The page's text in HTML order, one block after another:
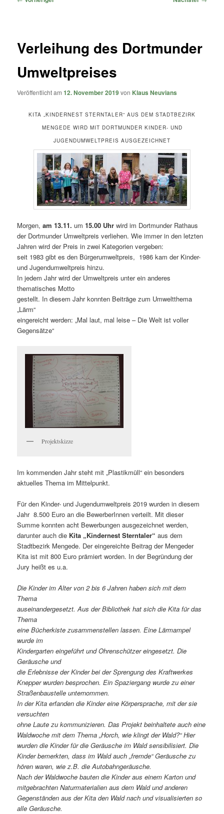
Verleihung des Dortmunder
Umweltpreises
Veröffentlicht am12. November 2019von Klaus Neuvians
KITA „KINDERNEST STERNTALER“ AUS DEM STADTBEZIRK
MENGEDE WIRD MIT DORTMUNDER KINDER- UND
JUGENDUMWELTPREIS AUSGEZEICHNET
Morgen,am 13.11. um15.00 Uhr wird im Dortmunder Rathaus
der Dortmunder Umweltpreis verliehen. Wie immer in den letzten
Jahren wird der Preis in zwei Kategorien vergeben:
seit 1983 gibt es den Bürgerumweltpreis, 1986 kam der Kinder-
und Jugendumweltpreis hinzu.
In jedem Jahr wird der Umweltpreis unter ein anderes
thematisches Motto
gestellt. In diesem Jahr konnten Beiträge zum Umweltthema
„Lärm“
eingereicht werden: „Mal laut, mal leise – Die Welt ist voller
Gegensätze“
Projektskizze
Im kommenden Jahr steht mit „Plastikmüll“ ein besonders
aktuelles Thema im Mittelpunkt.
Für den Kinder- und Jugendumweltpreis 2019 wurden in diesem
Jahr 8.500 Euro an die BewerberInnen verteilt. Mit dieser
Summe konnten acht Bewerbungen ausgezeichnet werden,
darunter auch die Kita „Kindernest Sterntaler“ aus dem
Stadtbezirk Mengede. Der eingereichte Beitrag der Mengeder
Kita ist mit 800 Euro prämiert worden. In der Begründung der
Jury heißt es u.a.
Die Kinder im Alter von 2 bis 6 Jahren haben sich mit dem
Thema
auseinandergesetzt. Aus der Bibliothek hat sich die Kita für das
Thema
eine Bücherkiste zusammenstellen lassen. Eine Lärmampel
wurde im
Kindergarten eingeführt und Ohrenschützer eingesetzt. Die
Geräusche und
die Erlebnisse der Kinder bei der Sprengung des Kraftwerkes
Knepper wurden besprochen. Ein Spaziergang wurde zu einer
Straßenbaustelle unternommen.
In der Kita erfanden die Kinder eine Körpersprache, mit der sie
versuchten
ohne Laute zu kommunizieren. Das Projekt beinhaltete auch eine
Waldwoche mit dem Thema „Horch, wie klingt der Wald?“ Hier
wurden die Kinder für die Geräusche im Wald sensibilisiert. Die
Kinder bemerkten, dass im Wald auch „fremde“ Geräusche zu
hören waren, wie z.B. die Autobahngeräusche.
Nach der Waldwoche bauten die Kinder aus einem Karton und
mitgebrachten Naturmaterialien aus dem Wald und anderen
Gegenständen aus der Kita den Wald nach und visualisierten so
alle Geräusche.